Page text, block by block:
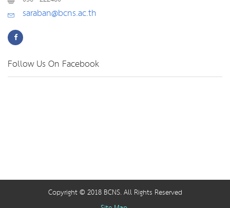
saraban@bcns.ac.th
Follow Us On Facebook
Copyright © 2018 BCNS. All Rights Reserved